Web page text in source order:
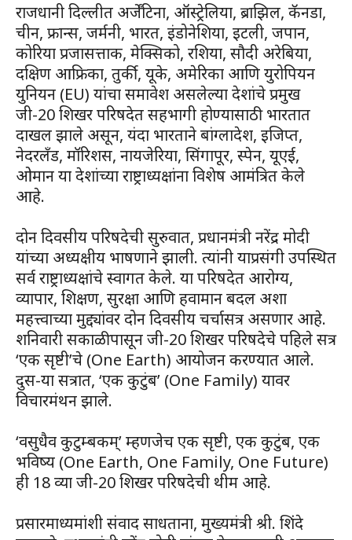
राजधानी दिल्लीत अर्जेंटिना, ऑस्ट्रेलिया, ब्राझिल, कॅनडा,
चीन, फ्रान्स, जर्मनी, भारत, इंडोनेशिया, इटली, जपान,
कोरिया प्रजासत्ताक, मेक्सिको, रशिया, सौदी अरेबिया,
दक्षिण आफ्रिका, तुर्की, यूके, अमेरिका आणि युरोपियन
युनियन (EU) यांचा समावेश असलेल्या देशांचे प्रमुख
जी-20 शिखर परिषदेत सहभागी होण्यासाठी भारतात
दाखल झाले असून, यंदा भारताने बांग्लादेश, इजिप्त,
नेदरलँड, मॉरिशस, नायजेरिया, सिंगापूर, स्पेन, यूएई,
ओमान या देशांच्या राष्ट्राध्यक्षांना विशेष आमंत्रित केले
आहे.
दोन दिवसीय परिषदेची सुरुवात, प्रधानमंत्री नरेंद्र मोदी
यांच्या अध्यक्षीय भाषणाने झाली. त्यांनी याप्रसंगी उपस्थित
सर्व राष्ट्राध्यक्षांचे स्वागत केले. या परिषदेत आरोग्य,
व्यापार, शिक्षण, सुरक्षा आणि हवामान बदल अशा
महत्त्वाच्या मुद्द्यांवर दोन दिवसीय चर्चासत्र असणार आहे.
शनिवारी सकाळीपासून जी-20 शिखर परिषदेचे पहिले सत्र
‘एक सृष्टी’चे (One Earth) आयोजन करण्यात आले.
दुस-या सत्रात, ‘एक कुटुंब’ (One Family) यावर
विचारमंथन झाले.
‘वसुधैव कुटुम्बकम्’ म्हणजेच एक सृष्टी, एक कुटुंब, एक
भविष्य (One Earth, One Family, One Future)
ही 18 व्या जी-20 शिखर परिषदेची थीम आहे.
प्रसारमाध्यमांशी संवाद साधताना, मुख्यमंत्री श्री. शिंदे